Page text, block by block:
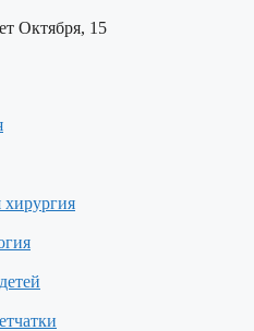
Октября, 15
хирургия